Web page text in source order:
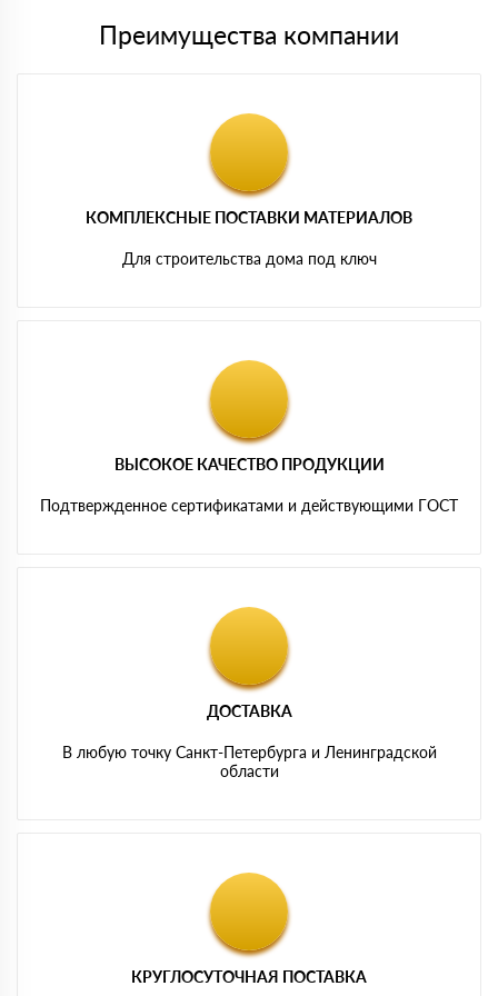
Преимущества компании
КОМПЛЕКСНЫЕ ПОСТАВКИ МАТЕРИАЛОВ
Для строительства дома под ключ
ВЫСОКОЕ КАЧЕСТВО ПРОДУКЦИИ
Подтвержденное сертификатами и действующими ГОСТ
ДОСТАВКА
В любую точку Санкт-Петербурга и Ленинградской
области
КРУГЛОСУТОЧНАЯ ПОСТАВКА